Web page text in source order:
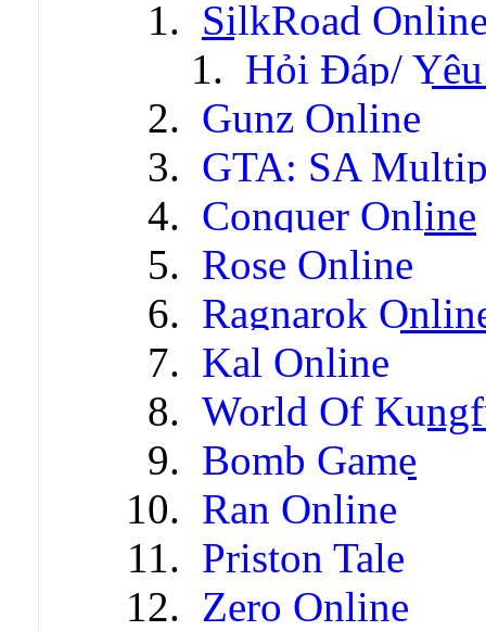
SilkRoad
Hỏi Đáp/
Gunz Online
GTA: SA
Conquer Online
Rose Online
Ragnarok
Kal Online
World Of
Bomb Game
Ran Online
Priston Tale
Zero Online